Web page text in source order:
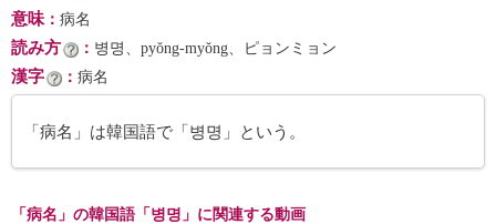
意味： 病名
読み方 ： 병명、pyŏng-myŏng、ピョンミョン
漢字 ： 病名
「病名」は韓国語で「병명」という。
「病名」の韓国語「병명」に関連する動画